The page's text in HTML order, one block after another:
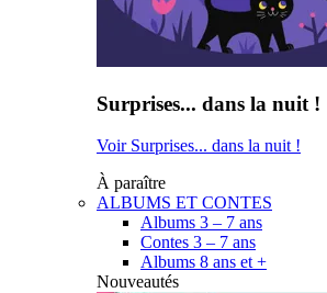
Surprises... dans la nuit !
Voir Surprises... dans la nuit !
À paraître
ALBUMS ET CONTES
Albums 3 – 7 ans
Contes 3 – 7 ans
Albums 8 ans et +
Nouveautés